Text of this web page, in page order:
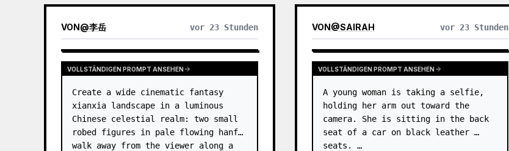
VON@李岳 vor 23 Stunden
VOLLSTÄNDIGEN PROMPT ANSEHEN
Create a wide cinematic fantasy
xianxia landscape in a luminous
Chinese celestial realm: two small
robed figures in pale flowing hanfu
walk away from the viewer along a
VON@SAIRAH vor 23 Stunden
VOLLSTÄNDIGEN PROMPT ANSEHEN
A young woman is taking a selfie,
holding her arm out toward the
camera. She is sitting in the back
seat of a car on black leather
seats. …